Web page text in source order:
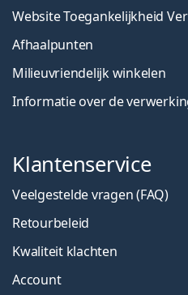
Website Toegankelijkheid
Afhaalpunten
Milieuvriendelijk winkelen
Informatie over de
Klantenservice
Veelgestelde vragen (FAQ)
Retourbeleid
Kwaliteit klachten
Account